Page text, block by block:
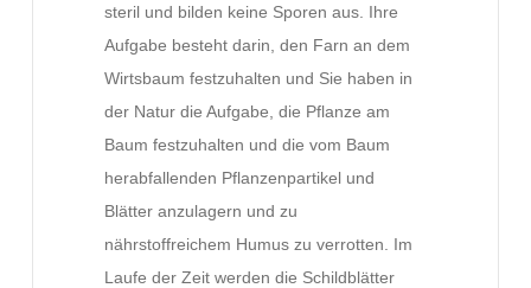
steril und bilden keine Sporen aus. Ihre
Aufgabe besteht darin, den Farn an dem
Wirtsbaum festzuhalten und Sie haben in
der Natur die Aufgabe, die Pflanze am
Baum festzuhalten und die vom Baum
herabfallenden Pflanzenpartikel und
Blätter anzulagern und zu
nährstoffreichem Humus zu verrotten. Im
Laufe der Zeit werden die Schildblätter